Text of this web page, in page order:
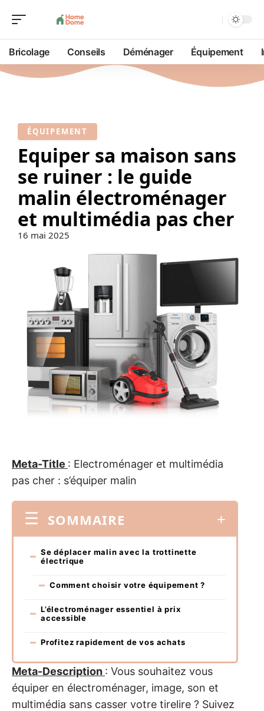
Bricolage Conseils Déménager Équipement
ÉQUIPEMENT
Equiper sa maison sans
se ruiner : le guide
malin électroménager
et multimédia pas cher
16 mai 2025
Meta-Title : Electroménager et multimédia
pas cher : s’équiper malin
SOMMAIRE
Se déplacer malin avec la trottinette
électrique
Comment choisir votre équipement ?
L’électroménager essentiel à prix
accessible
Profitez rapidement de vos achats
Meta-Description : Vous souhaitez vous
équiper en électroménager, image, son et
multimédia sans casser votre tirelire ? Suivez